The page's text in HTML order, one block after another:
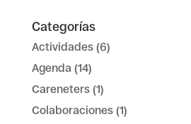
Categorías
Actividades(6)
Agenda (14)
Careneters(1)
Colaboraciones(1)